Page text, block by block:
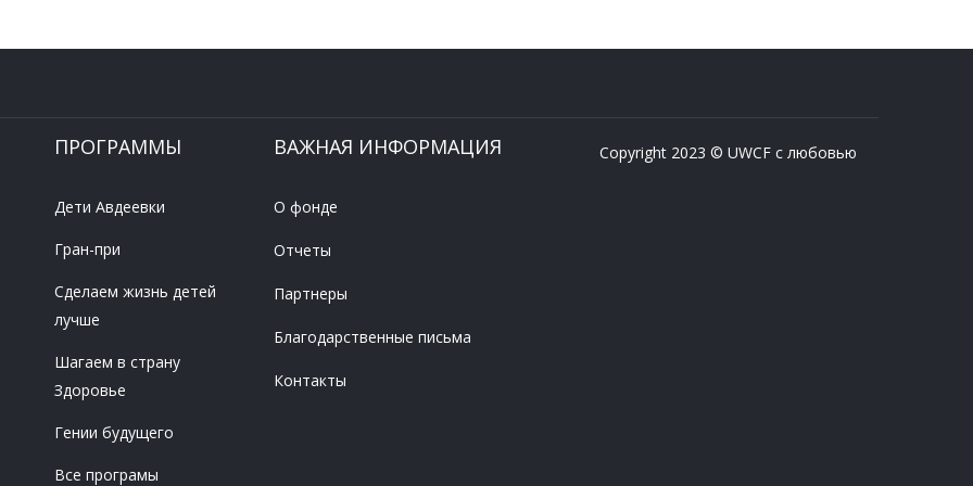
ПРОГРАММЫ
Дети Авдеевки
Гран-при
Сделаем жизнь детей
лучше
Шагаем в страну
Здоровье
Гении будущего
Все програмы
ВАЖНАЯ ИНФОРМАЦИЯ
О фонде
Отчеты
Партнеры
Благодарственные письма
Контакты
Copyright 2023 © UWCF с любовью